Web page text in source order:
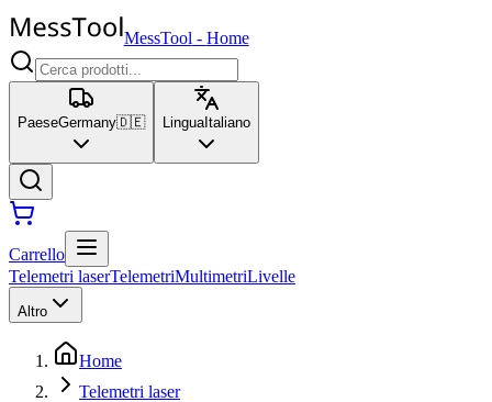
MessTool - Home
PaeseGermany🇩🇪 LinguaItaliano
Carrello
Telemetri laserTelemetriMultimetriLivelle
Altro
Home
Telemetri laser